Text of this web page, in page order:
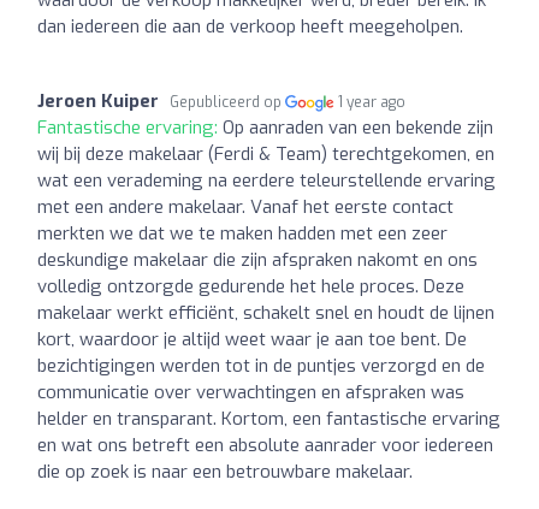
dan iedereen die aan de verkoop heeft meegeholpen.
Jeroen Kuiper Gepubliceerd op 1 year ago
Fantastische ervaring: Op aanraden van een bekende zijn
wij bij deze makelaar (Ferdi & Team) terechtgekomen, en
wat een verademing na eerdere teleurstellende ervaring
met een andere makelaar. Vanaf het eerste contact
merkten we dat we te maken hadden met een zeer
deskundige makelaar die zijn afspraken nakomt en ons
volledig ontzorgde gedurende het hele proces. Deze
makelaar werkt efficiënt, schakelt snel en houdt de lijnen
kort, waardoor je altijd weet waar je aan toe bent. De
bezichtigingen werden tot in de puntjes verzorgd en de
communicatie over verwachtingen en afspraken was
helder en transparant. Kortom, een fantastische ervaring
en wat ons betreft een absolute aanrader voor iedereen
die op zoek is naar een betrouwbare makelaar.